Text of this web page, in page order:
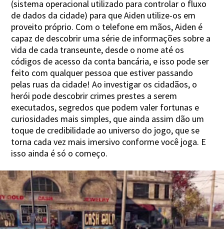
(sistema operacional utilizado para controlar o fluxo
de dados da cidade) para que Aiden utilize-os em
proveito próprio. Com o telefone em mãos, Aiden é
capaz de descobrir uma série de informações sobre a
vida de cada transeunte, desde o nome até os
códigos de acesso da conta bancária, e isso pode ser
feito com qualquer pessoa que estiver passando
pelas ruas da cidade! Ao investigar os cidadãos, o
herói pode descobrir crimes prestes a serem
executados, segredos que podem valer fortunas e
curiosidades mais simples, que ainda assim dão um
toque de credibilidade ao universo do jogo, que se
torna cada vez mais imersivo conforme você joga. E
isso ainda é só o começo.